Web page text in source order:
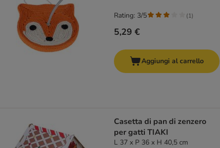
5,29 €
Rating: 3/5 (1)
Aggiungi al carrello
Casetta di pan di zenzero
per gatti TIAKI
L 37 x P 36 x H 40,5 cm